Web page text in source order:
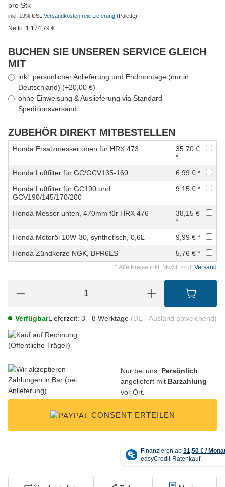
pro Stk
inkl. 19% USt. Versandkostenfreie Lieferung (Palette)
Netto: 1.174,79 €
BUCHEN SIE UNSEREN SERVICE GLEICH
MIT
inkl. persönlicher Anlieferung und Endmontage (nur in
Deutschland) (+20,00 €)
ohne Einweisung & Auslieferung via Standard
Speditionsversand
ZUBEHÖR DIREKT MITBESTELLEN
Honda Ersatzmesser oben für HRX 473
35,70 €
*
Honda Luftfilter für GC/GCV135-160
6,99 € *
Honda Luftfilter für GC190 und
GCV190/145/170/200
9,15 € *
Honda Messer unten, 470mm für HRX 476
38,15 €
*
Honda Motoröl 10W-30, synthetisch, 0,6L
9,99 € *
Honda Zündkerze NGK, BPR6ES
5,76 € *
* Alle Preise inkl. MwSt. zzgl. Versand
VerfügbarLieferzeit: 3 - 8 Werktage (DE - Ausland abweichend)
Nur bei uns: Persönlich
angeliefert mit Barzahlung
vor Ort.
CONSENT ERTEILEN